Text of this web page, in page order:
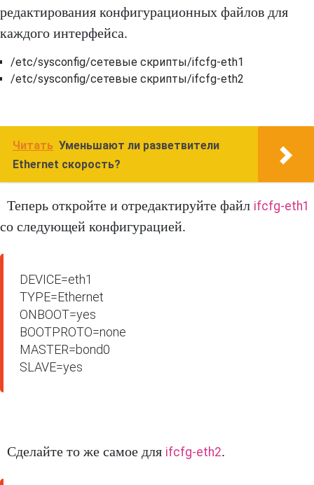
редактирования конфигурационных файлов для
каждого интерфейса.
/etc/sysconfig/сетевые скрипты/ifcfg-eth1
/etc/sysconfig/сетевые скрипты/ifcfg-eth2
Читать Уменьшают ли разветвители
Ethernet скорость?
Теперь откройте и отредактируйте файл ifcfg-eth1
со следующей конфигурацией.
DEVICE=eth1
TYPE=Ethernet
ONBOOT=yes
BOOTPROTO=none
MASTER=bond0
SLAVE=yes
Сделайте то же самое для ifcfg-eth2.